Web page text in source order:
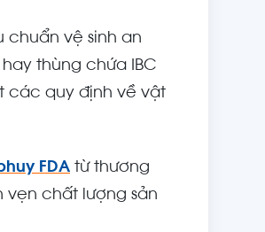
chuẩn vệ sinh an
thùng chứa IBC
các quy định về vật
FDA từ thương
vẹn chất lượng sản